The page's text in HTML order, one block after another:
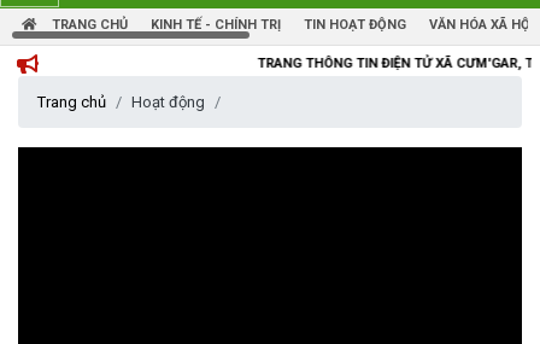
TRANG CHỦ KINH TẾ - CHÍNH TRỊ TIN HOẠT ĐỘNG VĂN HÓA XÃ HỘI
TRANG THÔNG TIN ĐIỆN TỬ XÃ CƯM'GAR, TỈNH ĐẮK LẮK
Trang chủ Hoạt động